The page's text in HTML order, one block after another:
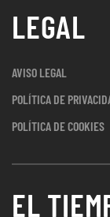
LEGAL
AVISO LEGAL
POLÍTICA DE
POLÍTICA DE COOKIES
EL